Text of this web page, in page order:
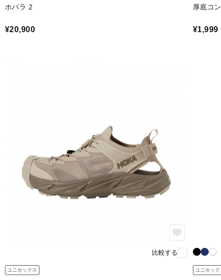
ホパラ 2
¥20,900
厚底コ
¥1,999
比較する
ユニセックス ユニセック